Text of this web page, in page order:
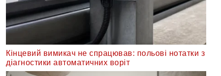
Кінцевий вимикач не спрацював: польові нотатки з
діагностики автоматичних воріт